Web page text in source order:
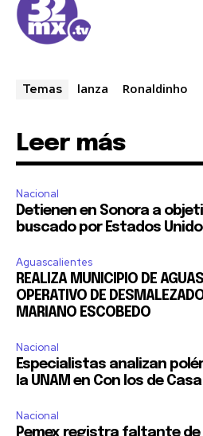
Temas lanza Ronaldinho
Leer más
Nacional
Detienen en Sonora a
buscado por Estados
Aguascalientes
REALIZA MUNICIPIO DE
OPERATIVO DE
MARIANO ESCOBEDO
Nacional
Especialistas analizan
la UNAM en Con los de Casa
Nacional
Pemex registra faltante de